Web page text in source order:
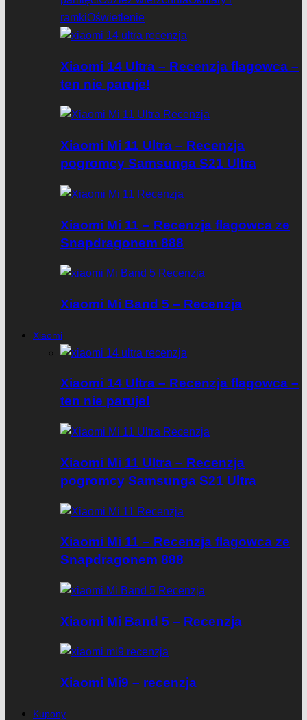
ramkiOświetlenie
Xiaomi 14 Ultra – Recenzja flagowca –
ten nie paruje!
Xiaomi Mi 11 Ultra – Recenzja
pogromcy Samsunga S21 Ultra
Xiaomi Mi 11 – Recenzja flagowca ze
Snapdragonem 888
Xiaomi Mi Band 5 – Recenzja
Xiaomi
Xiaomi 14 Ultra – Recenzja flagowca –
ten nie paruje!
Xiaomi Mi 11 Ultra – Recenzja
pogromcy Samsunga S21 Ultra
Xiaomi Mi 11 – Recenzja flagowca ze
Snapdragonem 888
Xiaomi Mi Band 5 – Recenzja
Xiaomi Mi9 – recenzja
Kupony